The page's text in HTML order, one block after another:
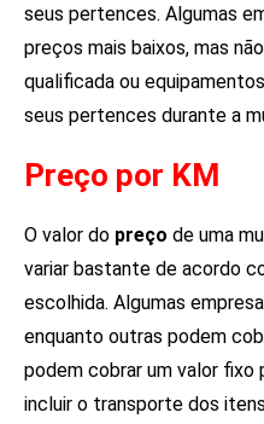
seus pertences. Algumas
preços mais baixos, mas
qualificada ou
seus pertences durante a
Preço por KM
O valor do preço de uma
variar bastante de acordo
escolhida. Algumas
enquanto outras podem
podem cobrar um valor fixo
incluir o transporte dos